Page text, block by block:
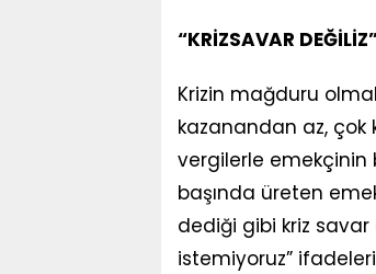
“KRİZSAVAR
Krizin mağduru
kazanandan az, çok
vergilerle emekçinin
başında üreten
dediği gibi kriz savar
istemiyoruz”